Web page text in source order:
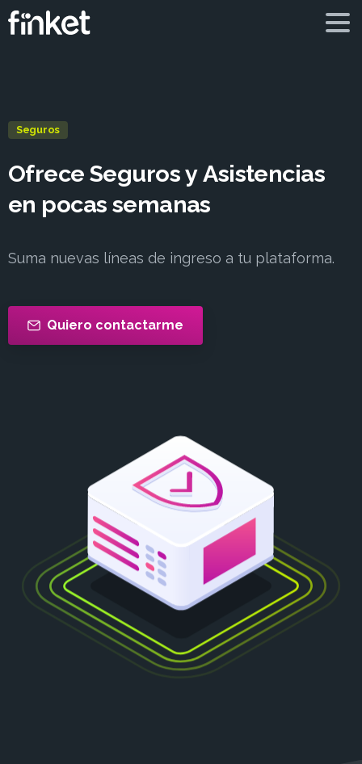
Seguros
Ofrece SegurosyAsistencias
en pocas semanas
Suma nuevas líneas de ingreso a tu plataforma.
Quiero contactarme